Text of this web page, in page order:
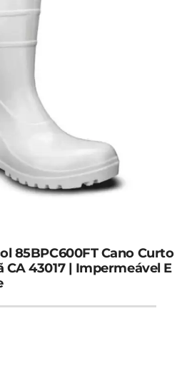
85BPC600FT Cano Curto
CA 43017 | Impermeável E